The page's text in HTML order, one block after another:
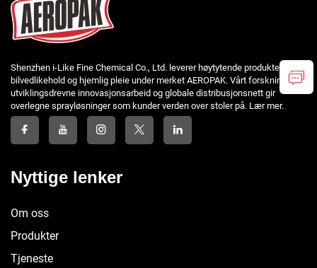
Shenzhen i-Like Fine Chemical Co., Ltd. leverer høytytende produkter for
bilvedlikehold og hjemlig pleie under merket AEROPAK. Vårt forsknings- og
utviklingsdrevne innovasjonsarbeid og globale distribusjonsnett gir
overlegne sprayløsninger som kunder verden over stoler på. Lær mer.
Nyttige lenker
Om oss
Produkter
Tjeneste